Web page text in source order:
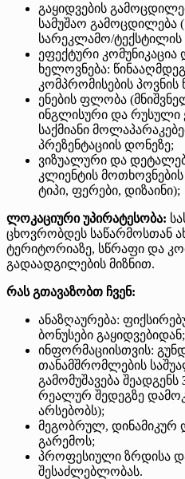
გაყიდვების
სამუშაო გამოცდილება
სარეკლამო/
ეფექტური
ხელოვნება:
კომპრომისების პოვნის
ენების ფლობა
ინგლისური და რუსული
საქმიანი
პრეზენტაციის დონეზე;
ვიზუალური და
კლიენტის
ტიპი, ფერები, დიზაინი);
ლოკაციური უპირატესობა:
ცხოვრობდეს საწარმოსთან
ტერიტორიაზე, სწრაფი და
გადაადგილების მიზნით.
რას გთავაზობთ ჩვენ:
ანაზღაურება:
ბონუსები გაყიდვებიდან;
ინფორმაციისთვის:
თანამშრომლების
გამომუშავება შეადგენს
რეალურ შედეგზე
არსებობს);
მეგობრულ, დინამიკურ
გარემოს;
პროფესიული ზრდისა
შესაძლებლობას.